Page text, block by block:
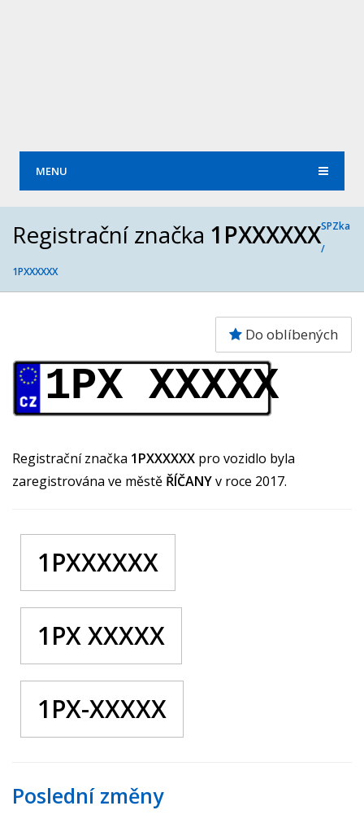
MENU
Registrační značka 1PXXXXXXSPZka
/
1PXXXXXX
Do oblíbených
1PX XXXXX
Registrační značka 1PXXXXXX pro vozidlo byla
zaregistrována ve městě ŘÍČANYv roce 2017.
1PXXXXXX
1PX XXXXX
1PX-XXXXX
Poslední změny